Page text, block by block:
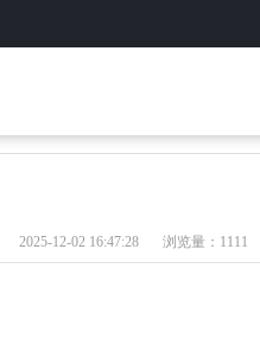
2025-12-02 16:47:28 浏览量：1111